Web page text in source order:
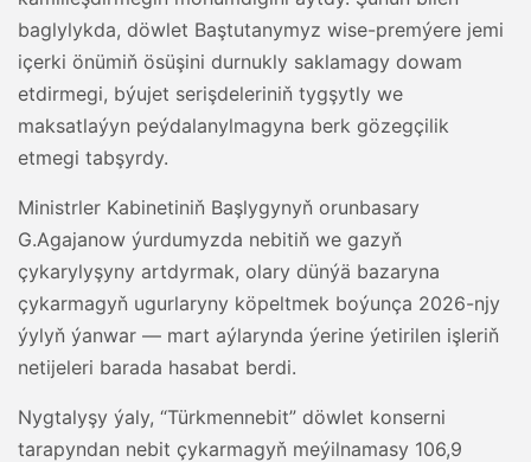
baglylykda, döwlet Baştutanymyz wise-premýere jemi
içerki önümiň ösüşini durnukly saklamagy dowam
etdirmegi, býujet serişdeleriniň tygşytly we
maksatlaýyn peýdalanylmagyna berk gözegçilik
etmegi tabşyrdy.
Ministrler Kabinetiniň Başlygynyň orunbasary
G.Agajanow ýurdumyzda nebitiň we gazyň
çykarylyşyny artdyrmak, olary dünýä bazaryna
çykarmagyň ugurlaryny köpeltmek boýunça 2026-njy
ýylyň ýanwar — mart aýlarynda ýerine ýetirilen işleriň
netijeleri barada hasabat berdi.
Nygtalyşy ýaly, “Türkmennebit” döwlet konserni
tarapyndan nebit çykarmagyň meýilnamasy 106,9